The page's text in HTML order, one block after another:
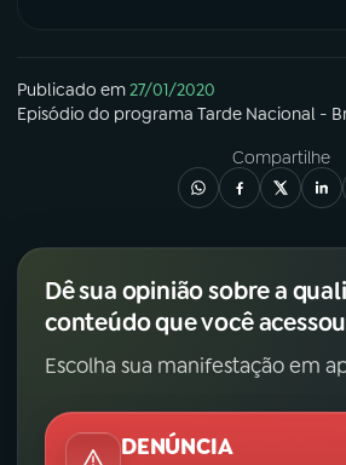
Publicado em27/01/2020
Episódio do programa Tarde Nacional -
Compartilhe
Dê sua opinião sobre a
conteúdo que você
Escolha sua manifestação em
DENÚNCIA